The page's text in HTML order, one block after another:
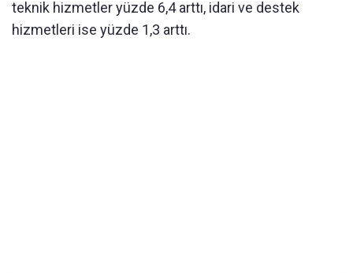
teknik hizmetler yüzde 6,4 arttı, idari ve destek
hizmetleri ise yüzde 1,3 arttı.